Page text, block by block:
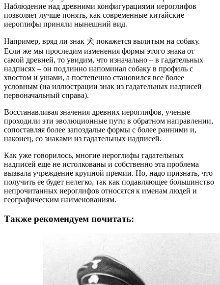
Наблюдение над древними конфигурациями иероглифов
позволяет лучше понять, как современные китайские
иероглифы приняли нынешний вид.
Например, вряд ли знак 犬 покажется вылитым на собаку.
Если же мы проследим изменения формы этого знака от
самой древней, то увидим, что изначально – в гадательных
надписях – он подлинно напоминал собаку в профиль с
хвостом и ушами, а постепенно становился все более
условным (на иллюстрации знак из гадательных надписей
первоначальный справа).
Восстанавливая значения древних иероглифов, ученые
проходили эти эволюционные пути в обратном направлении,
сопоставляя более запоздалые формы с более ранними и,
наконец, со знаками из гадательных надписей.
Как уже говорилось, многие иероглифы гадательных
надписей еще не истолкованы и собственно эта проблема
вызвала учреждение крупной премии. Но, надо признать, что
получить ее будет нелегко, так как подавляющее большинство
непрочитанных иероглифов относятся к именам людей и
географическим наименованиям.
Также рекомендуем почитать: